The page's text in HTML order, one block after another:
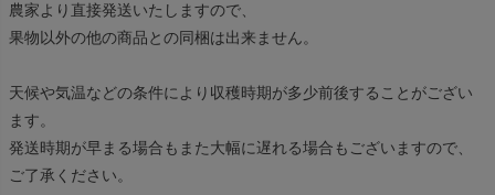
農家より直接発送いたしますので、
果物以外の他の商品との同梱は出来ません。
天候や気温などの条件により収穫時期が多少前後することがござい
ます。
発送時期が早まる場合もまた大幅に遅れる場合もございますので、
ご了承ください。